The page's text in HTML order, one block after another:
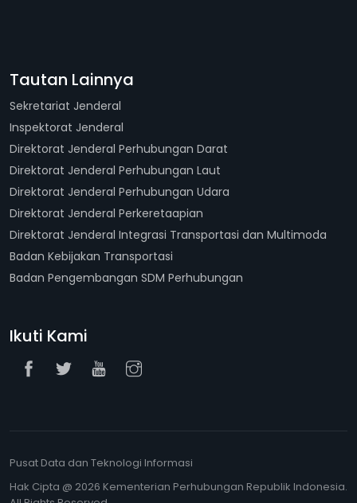
Tautan Lainnya
Sekretariat Jenderal
Inspektorat Jenderal
Direktorat Jenderal Perhubungan Darat
Direktorat Jenderal Perhubungan Laut
Direktorat Jenderal Perhubungan Udara
Direktorat Jenderal Perkeretaapian
Direktorat Jenderal Integrasi Transportasi dan Multimoda
Badan Kebijakan Transportasi
Badan Pengembangan SDM Perhubungan
Ikuti Kami
Pusat Data dan Teknologi Informasi
Hak Cipta @ 2026 Kementerian Perhubungan Republik Indonesia.